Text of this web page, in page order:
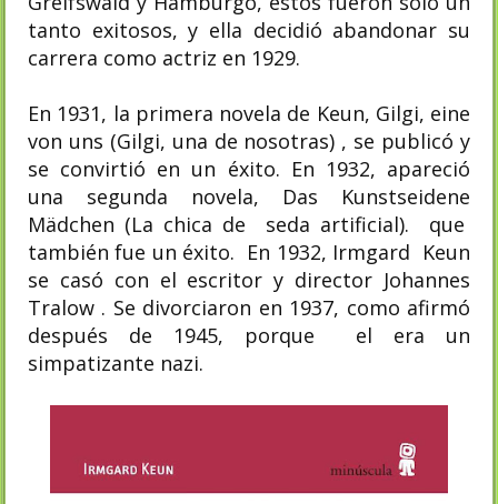
tanto exitosos, y ella decidió abandonar su
carrera como actriz en 1929.
En 1931, la primera novela de Keun, Gilgi, eine
von uns (Gilgi, una de nosotras) , se publicó y
se convirtió en un éxito. En 1932, apareció
una segunda novela, Das Kunstseidene
Mädchen (La chica de seda artificial). que
también fue un éxito. En 1932, Irmgard Keun
se casó con el escritor y director Johannes
Tralow . Se divorciaron en 1937, como afirmó
después de 1945, porque el era un
simpatizante nazi.